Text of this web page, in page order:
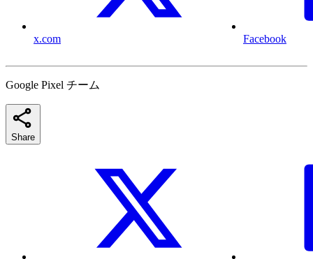
x.com Facebook
Google Pixel チーム
Share